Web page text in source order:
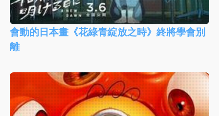
會動的日本畫《花綠青綻放之時》終將學會別
離